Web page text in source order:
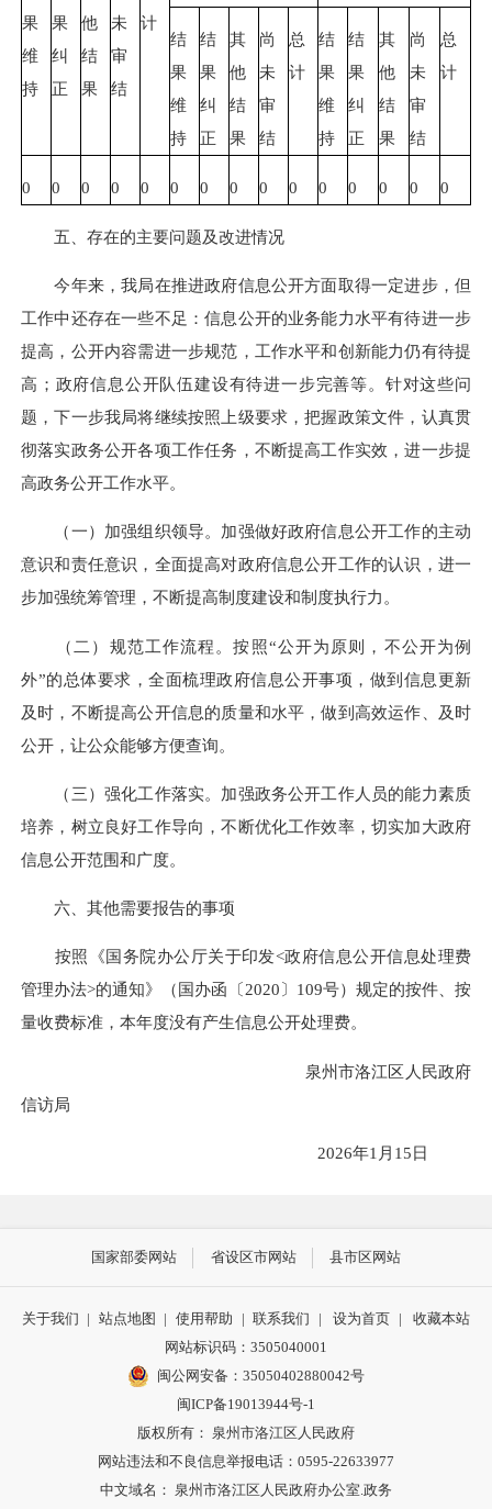
果
维
持
果
纠
正
他
结
果
未
审
结
计
结
果
维
持
结
果
纠
正
其
他
结
果
尚
未
审
结
总
计
结
果
维
持
结
果
纠
正
其
他
结
果
尚
未
审
结
总
计
0 0 0 0 0 0 0 0 0 0 0 0 0 0 0
五、存在的主要问题及改进情况
今年来，我局在推进政府信息公开方面取得一定进步，但
工作中还存在一些不足：信息公开的业务能力水平有待进一步
提高，公开内容需进一步规范，工作水平和创新能力仍有待提
高；政府信息公开队伍建设有待进一步完善等。针对这些问
题，下一步我局将继续按照上级要求，把握政策文件，认真贯
彻落实政务公开各项工作任务，不断提高工作实效，进一步提
高政务公开工作水平。
（一）加强组织领导。加强做好政府信息公开工作的主动
意识和责任意识，全面提高对政府信息公开工作的认识，进一
步加强统筹管理，不断提高制度建设和制度执行力。
（二）规范工作流程。按照“公开为原则，不公开为例
外”的总体要求，全面梳理政府信息公开事项，做到信息更新
及时，不断提高公开信息的质量和水平，做到高效运作、及时
公开，让公众能够方便查询。
（三）强化工作落实。加强政务公开工作人员的能力素质
培养，树立良好工作导向，不断优化工作效率，切实加大政府
信息公开范围和广度。
六、其他需要报告的事项
按照《国务院办公厅关于印发<政府信息公开信息处理费
管理办法>的通知》（国办函〔2020〕109号）规定的按件、按
量收费标准，本年度没有产生信息公开处理费。
泉州市洛江区人民政府
信访局
2026年1月15日
国家部委网站 省设区市网站 县市区网站
关于我们 | 站点地图 | 使用帮助 | 联系我们 | 设为首页 |
收藏本站
网站标识码：3505040001
闽公网安备：35050402880042号
闽ICP备19013944号-1
版权所有： 泉州市洛江区人民政府
网站违法和不良信息举报电话：0595-22633977
中文域名： 泉州市洛江区人民政府办公室.政务